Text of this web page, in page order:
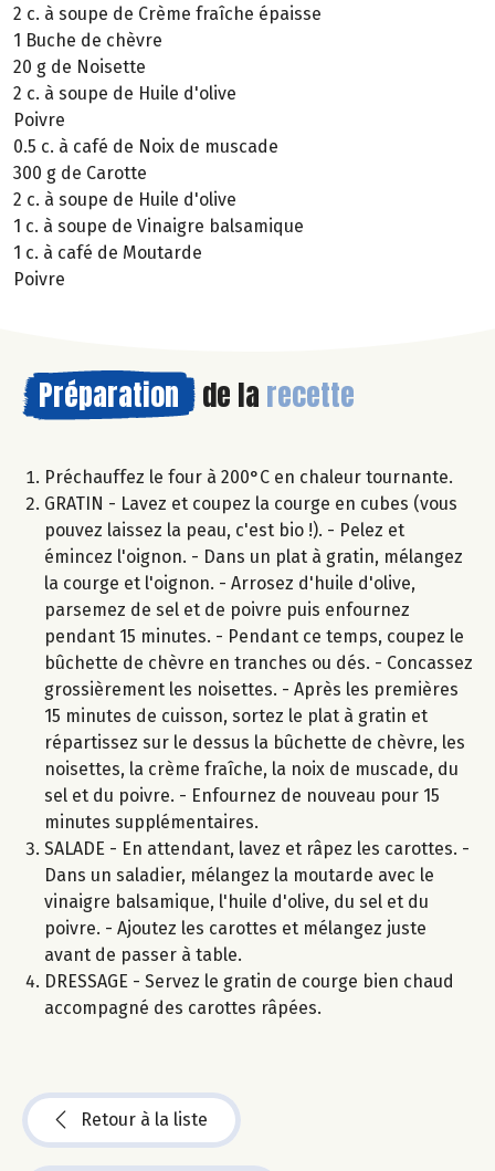
2 c. à soupe de Crème fraîche épaisse
1 Buche de chèvre
20 g de Noisette
2 c. à soupe de Huile d'olive
Poivre
0.5 c. à café de Noix de muscade
300 g de Carotte
2 c. à soupe de Huile d'olive
1 c. à soupe de Vinaigre balsamique
1 c. à café de Moutarde
Poivre
Préparation de la recette
Préchauffez le four à 200°C en chaleur tournante.
GRATIN - Lavez et coupez la courge en cubes (vous
pouvez laissez la peau, c'est bio !). - Pelez et
émincez l'oignon. - Dans un plat à gratin, mélangez
la courge et l'oignon. - Arrosez d'huile d'olive,
parsemez de sel et de poivre puis enfournez
pendant 15 minutes. - Pendant ce temps, coupez le
bûchette de chèvre en tranches ou dés. - Concassez
grossièrement les noisettes. - Après les premières
15 minutes de cuisson, sortez le plat à gratin et
répartissez sur le dessus la bûchette de chèvre, les
noisettes, la crème fraîche, la noix de muscade, du
sel et du poivre. - Enfournez de nouveau pour 15
minutes supplémentaires.
SALADE - En attendant, lavez et râpez les carottes. -
Dans un saladier, mélangez la moutarde avec le
vinaigre balsamique, l'huile d'olive, du sel et du
poivre. - Ajoutez les carottes et mélangez juste
avant de passer à table.
DRESSAGE - Servez le gratin de courge bien chaud
accompagné des carottes râpées.
Retour à la liste